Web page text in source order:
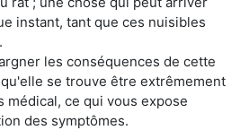
instant, tant que ces nuisibles
les conséquences de cette
se trouve être extrêmement
médical, ce qui vous expose
des symptômes.